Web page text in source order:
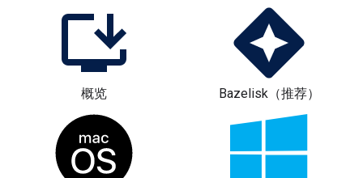
概览 Bazelisk（推荐）